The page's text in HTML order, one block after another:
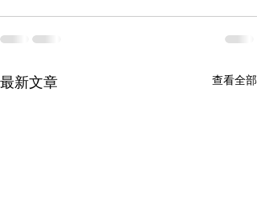
最新文章 查看全部